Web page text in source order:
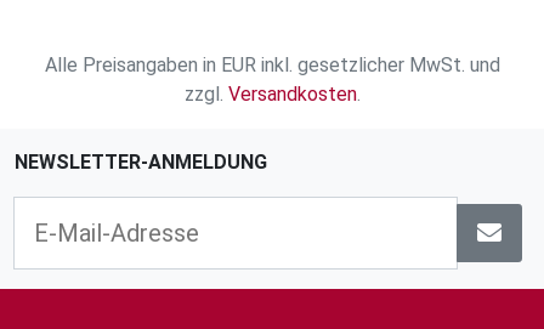
Alle Preisangaben in EUR inkl. gesetzlicher MwSt. und
zzgl. Versandkosten.
NEWSLETTER-ANMELDUNG